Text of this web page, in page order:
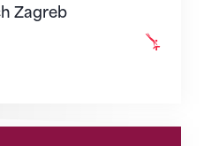
Zagreb
1. August 2026